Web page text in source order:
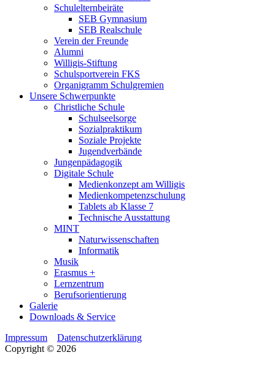
Schulelternbeiräte
SEB Gymnasium
SEB Realschule
Verein der Freunde
Alumni
Willigis-Stiftung
Schulsportverein FKS
Organigramm Schulgremien
Unsere Schwerpunkte
Christliche Schule
Schulseelsorge
Sozialpraktikum
Soziale Projekte
Jugendverbände
Jungenpädagogik
Digitale Schule
Medienkonzept am Willigis
Medienkompetenzschulung
Tablets ab Klasse 7
Technische Ausstattung
MINT
Naturwissenschaften
Informatik
Musik
Erasmus +
Lernzentrum
Berufsorientierung
Galerie
Downloads & Service
Impressum
Datenschutzerklärung
Copyright © 2026